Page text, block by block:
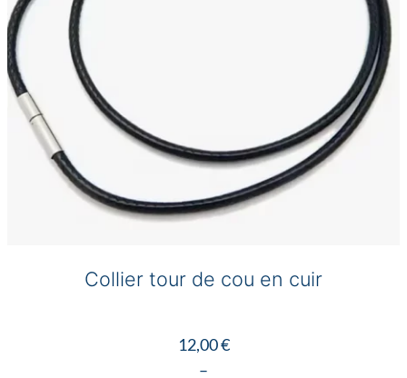
Collier tour de cou en cuir
12,00€
–